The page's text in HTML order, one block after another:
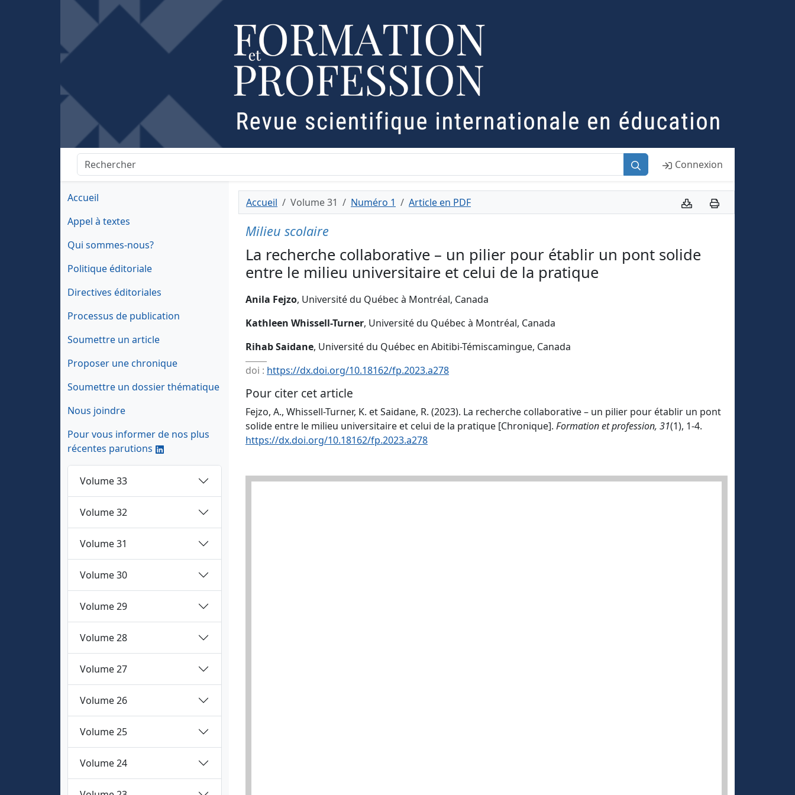
Connexion
Accueil
Appel à textes
Qui sommes-nous?
Politique éditoriale
Directives éditoriales
Processus de publication
Soumettre un article
Proposer une chronique
Soumettre un dossier thématique
Nous joindre
Pour vous informer de nos plus
récentes parutions
Volume 33
Volume 32
Volume 31
Volume 30
Volume 29
Volume 28
Volume 27
Volume 26
Volume 25
Volume 24
Accueil Volume 31 Numéro 1 Article en PDF
Milieu scolaire
La recherche collaborative – un pilier pour établir un pont solide
entre le milieu universitaire et celui de la pratique
Anila Fejzo, Université du Québec à Montréal, Canada
Kathleen Whissell-Turner, Université du Québec à Montréal, Canada
Rihab Saidane, Université du Québec en Abitibi-Témiscamingue, Canada
doi : https://dx.doi.org/10.18162/fp.2023.a278
Pour citer cet article
Fejzo, A., Whissell-Turner, K. et Saidane, R. (2023). La recherche collaborative – un pilier pour établir un pont
solide entre le milieu universitaire et celui de la pratique [Chronique]. Formation et profession, 31(1), 1-4.
https://dx.doi.org/10.18162/fp.2023.a278